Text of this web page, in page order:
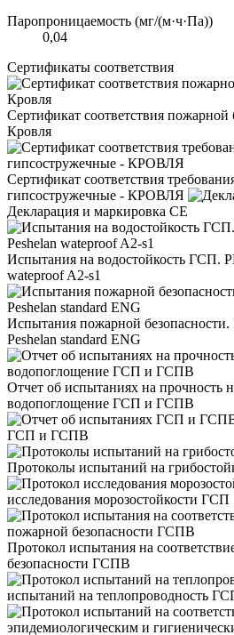
Паропроницаемость (мг/(м·ч·Па))
0,04
Сертификаты соответствия
Сертификат соответствия
Кровля
Сертификат соответствия
гипсостружечные - КРОВЛЯ
Декларация и маркировка CE
Испытания на водостойкость ГСП.
wateproof A2-s1
Испытания пожарной
Peshelan standard ENG
Отчет об испытаниях на прочность
водопоглощение ГСП и ГСПВ
ГСП и ГСПВ
Протоколы испытаний на
исследования морозостойкости ГСП
Протокол испытания на
безопасности ГСПВ
испытаний на теплопроводность